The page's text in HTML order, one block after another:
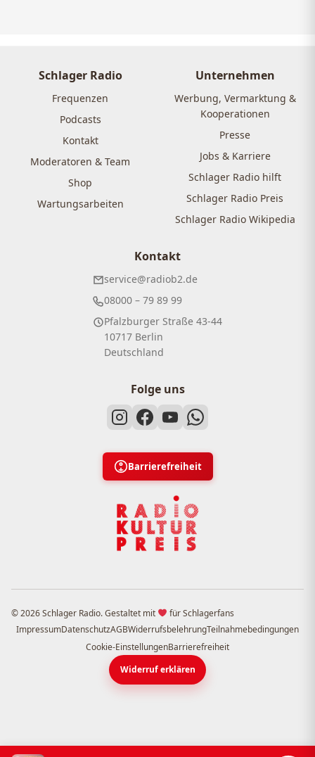
Schlager Radio
Frequenzen
Podcasts
Kontakt
Moderatoren & Team
Shop
Wartungsarbeiten
Unternehmen
Werbung, Vermarktung &
Kooperationen
Presse
Jobs & Karriere
Schlager Radio hilft
Schlager Radio Preis
Schlager Radio Wikipedia
Kontakt
service@radiob2.de
08000 – 79 89 99
Pfalzburger Straße 43-44
10717 Berlin
Deutschland
Folge uns
Barrierefreiheit
© 2026 Schlager Radio. Gestaltet mit
für Schlagerfans
ImpressumDatenschutzAGBWiderrufsbelehrungTeilnahmebedingungen
Cookie-EinstellungenBarrierefreiheit
Widerruf erklären